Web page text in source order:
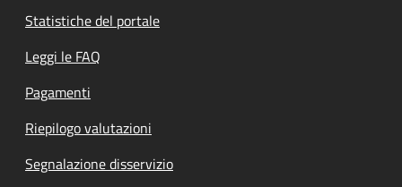
Statistiche del portale
Leggi le FAQ
Pagamenti
Riepilogo valutazioni
Segnalazione disservizio